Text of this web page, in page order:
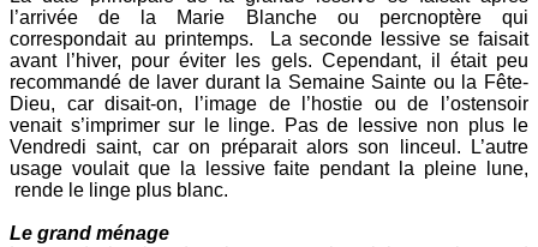
l’arrivée de la Marie Blanche ou percnoptère qui
correspondait au printemps. La seconde lessive se faisait
avant l’hiver, pour éviter les gels. Cependant, il était peu
recommandé de laver durant la Semaine Sainte ou la Fête-
Dieu, car disait-on, l’image de l’hostie ou de l’ostensoir
venait s’imprimer sur le linge. Pas de lessive non plus le
Vendredi saint, car on préparait alors son linceul. L’autre
usage voulait que la lessive faite pendant la pleine lune,
rende le linge plus blanc.
Le grand ménage